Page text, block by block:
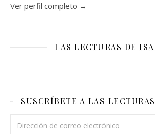
Ver perfil completo →
LAS LECTURAS DE
SUSCRÍBETE A LAS